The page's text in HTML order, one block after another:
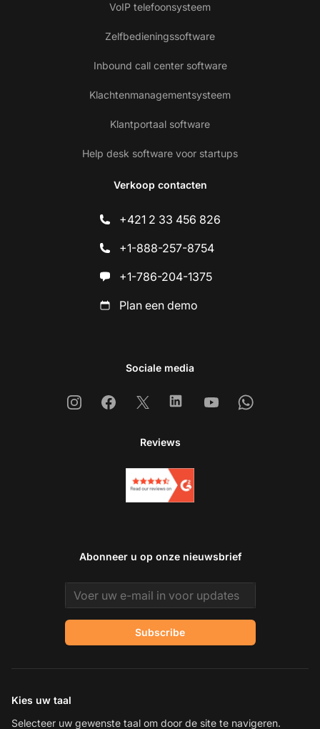
VoIP telefoonsysteem
Zelfbedieningssoftware
Inbound call center software
Klachtenmanagementsysteem
Klantportaal software
Help desk software voor startups
Verkoop contacten
+421 2 33 456 826
+1-888-257-8754
+1-786-204-1375
Plan een demo
Sociale media
InstagramFacebook
X LinkedinYoutubeWhatsapp
Reviews
Abonneer u op onze nieuwsbrief
Email address
Subscribe
Kies uw taal
Selecteer uw gewenste taal om door de site te navigeren.